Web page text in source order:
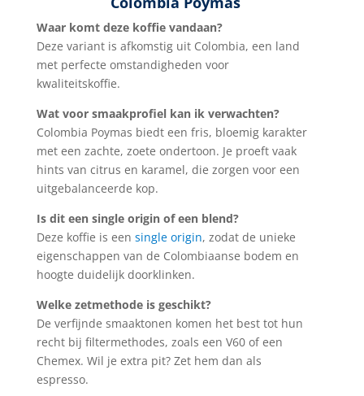
Waar komt deze koffie vandaan?
Deze variant is afkomstig uit Colombia, een land
met perfecte omstandigheden voor
kwaliteitskoffie.
Wat voor smaakprofiel kan ik verwachten?
Colombia Poymas biedt een fris, bloemig karakter
met een zachte, zoete ondertoon. Je proeft vaak
hints van citrus en karamel, die zorgen voor een
uitgebalanceerde kop.
Is dit een single origin of een blend?
Deze koffie is een single origin, zodat de unieke
eigenschappen van de Colombiaanse bodem en
hoogte duidelijk doorklinken.
Welke zetmethode is geschikt?
De verfijnde smaaktonen komen het best tot hun
recht bij filtermethodes, zoals een V60 of een
Chemex. Wil je extra pit? Zet hem dan als
espresso.